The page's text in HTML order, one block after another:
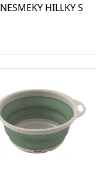
NESMEKY HILLKY S